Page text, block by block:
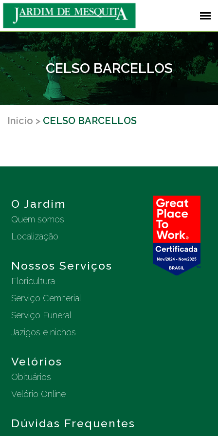
CELSO BARCELLOS
Inicio CELSO BARCELLOS
O Jardim
Quem somos
Localização
Nossos Serviços
Floricultura
Serviço Cemiterial
Serviço Funeral
Jazigos e nichos
Velórios
Obituários
Velório Online
Dúvidas Frequentes